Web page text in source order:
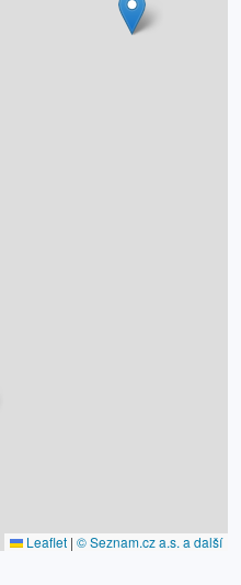
Leaflet | © Seznam.cz a.s. a další